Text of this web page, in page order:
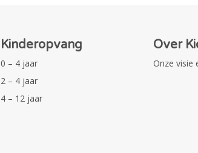
Kinderopvang
0 – 4 jaar
2 – 4 jaar
4 – 12 jaar
Over
Onze visie